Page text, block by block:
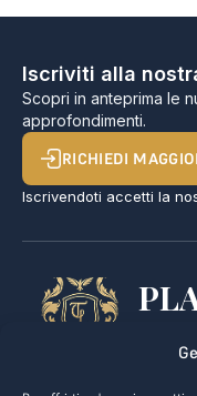
Iscriviti alla
Scopri in anteprima le
approfondimenti.
RICHIEDI
Iscrivendoti accetti la